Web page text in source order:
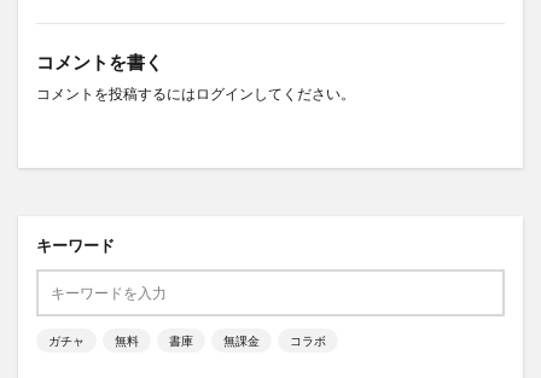
コメントを書く
コメントを投稿するには ログイン してください。
キーワード
ガチャ 無料 書庫 無課金 コラボ